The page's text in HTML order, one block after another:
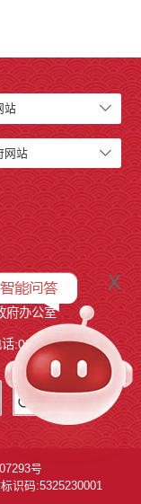
站
网站
政府
府办公室
:0873-3221803
x
号
识码:5325230001